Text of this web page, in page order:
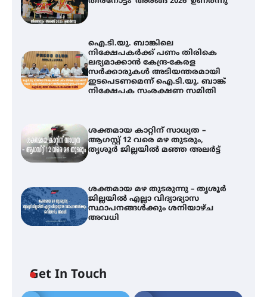
ഐ.ടി.യു. ബാങ്കിലെ
നിക്ഷേപകർക്ക് പണം തിരികെ
ലഭ്യമാക്കാൻ കേന്ദ്ര-കേരള
സർക്കാരുകൾ അടിയന്തരമായി
ഇടപെടണമെന്ന് ഐ.ടി.യു. ബാങ്ക്
നിക്ഷേപക സംരക്ഷണ സമിതി
ശക്തമായ കാറ്റിന് സാധ്യത –
ആഗസ്റ്റ് 12 വരെ മഴ തുടരും,
തൃശൂർ ജില്ലയിൽ മഞ്ഞ അലർട്ട്
ശക്തമായ മഴ തുടരുന്നു – തൃശൂർ
ജില്ലയിൽ എല്ലാ വിദ്യാഭ്യാസ
സ്ഥാപനങ്ങൾക്കും ശനിയാഴ്ച
അവധി
Get In Touch
ഐ.ടി.യു. ബാങ്കിലെ
നിക്ഷേപകർക്ക് പണം തിരികെ
ലഭ്യമാക്കാൻ കേന്ദ്ര-കേരള
ആഗസ്റ്റ് 12 വരെ മഴ തുടരും,